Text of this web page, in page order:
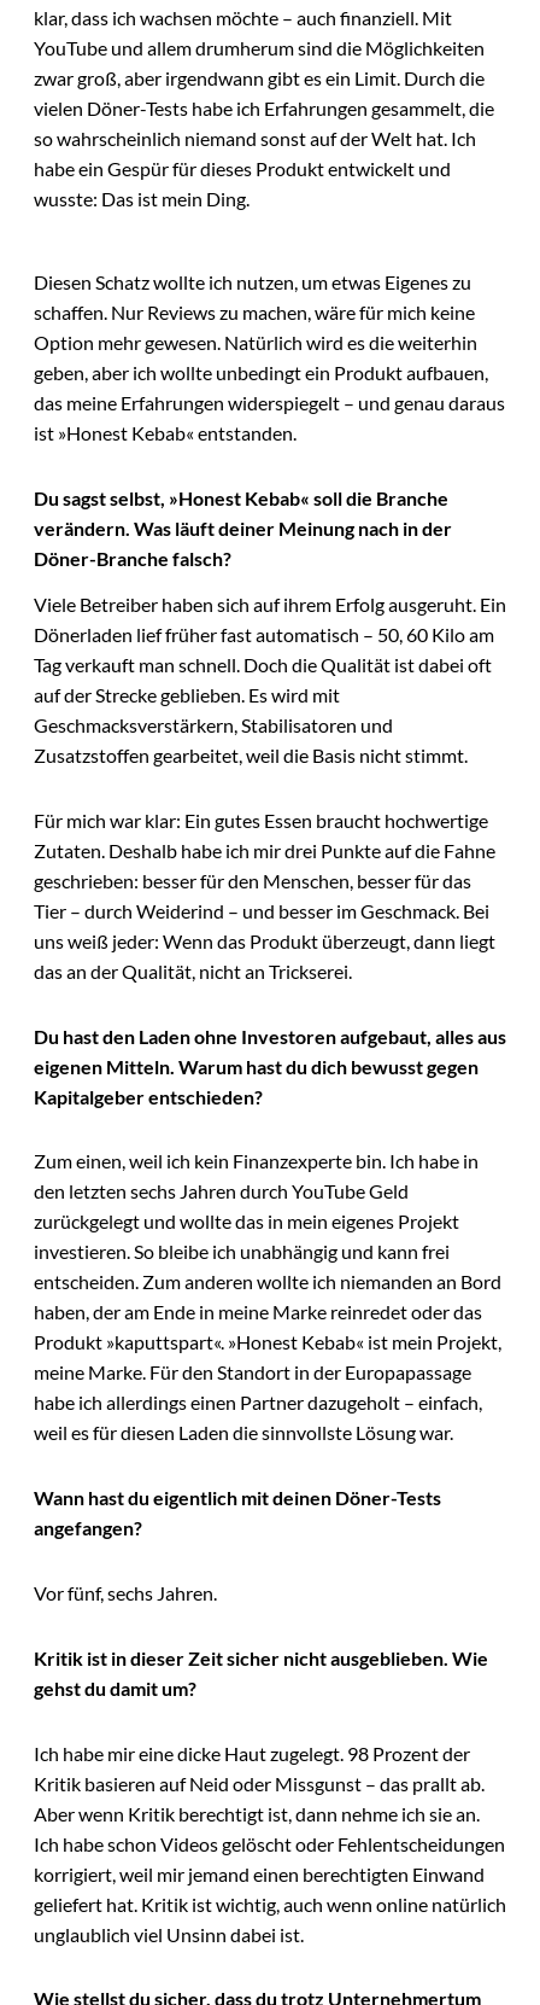
klar, dass ich wachsen möchte – auch finanziell. Mit
YouTube und allem drumherum sind die Möglichkeiten
zwar groß, aber irgendwann gibt es ein Limit. Durch die
vielen Döner-Tests habe ich Erfahrungen gesammelt, die
so wahrscheinlich niemand sonst auf der Welt hat. Ich
habe ein Gespür für dieses Produkt entwickelt und
wusste: Das ist mein Ding.
Diesen Schatz wollte ich nutzen, um etwas Eigenes zu
schaffen. Nur Reviews zu machen, wäre für mich keine
Option mehr gewesen. Natürlich wird es die weiterhin
geben, aber ich wollte unbedingt ein Produkt aufbauen,
das meine Erfahrungen widerspiegelt – und genau daraus
ist »Honest Kebab« entstanden.
Du sagst selbst, »Honest Kebab« soll die Branche
verändern. Was läuft deiner Meinung nach in der
Döner-Branche falsch?
Viele Betreiber haben sich auf ihrem Erfolg ausgeruht. Ein
Dönerladen lief früher fast automatisch – 50, 60 Kilo am
Tag verkauft man schnell. Doch die Qualität ist dabei oft
auf der Strecke geblieben. Es wird mit
Geschmacksverstärkern, Stabilisatoren und
Zusatzstoffen gearbeitet, weil die Basis nicht stimmt.
Für mich war klar: Ein gutes Essen braucht hochwertige
Zutaten. Deshalb habe ich mir drei Punkte auf die Fahne
geschrieben: besser für den Menschen, besser für das
Tier – durch Weiderind – und besser im Geschmack. Bei
uns weiß jeder: Wenn das Produkt überzeugt, dann liegt
das an der Qualität, nicht an Trickserei.
Du hast den Laden ohne Investoren aufgebaut, alles aus
eigenen Mitteln. Warum hast du dich bewusst gegen
Kapitalgeber entschieden?
Zum einen, weil ich kein Finanzexperte bin. Ich habe in
den letzten sechs Jahren durch YouTube Geld
zurückgelegt und wollte das in mein eigenes Projekt
investieren. So bleibe ich unabhängig und kann frei
entscheiden. Zum anderen wollte ich niemanden an Bord
haben, der am Ende in meine Marke reinredet oder das
Produkt »kaputtspart«. »Honest Kebab« ist mein Projekt,
meine Marke. Für den Standort in der Europapassage
habe ich allerdings einen Partner dazugeholt – einfach,
weil es für diesen Laden die sinnvollste Lösung war.
Wann hast du eigentlich mit deinen Döner-Tests
angefangen?
Vor fünf, sechs Jahren.
Kritik ist in dieser Zeit sicher nicht ausgeblieben. Wie
gehst du damit um?
Ich habe mir eine dicke Haut zugelegt. 98 Prozent der
Kritik basieren auf Neid oder Missgunst – das prallt ab.
Aber wenn Kritik berechtigt ist, dann nehme ich sie an.
Ich habe schon Videos gelöscht oder Fehlentscheidungen
korrigiert, weil mir jemand einen berechtigten Einwand
geliefert hat. Kritik ist wichtig, auch wenn online natürlich
unglaublich viel Unsinn dabei ist.
Wie stellst du sicher, dass du trotz Unternehmertum